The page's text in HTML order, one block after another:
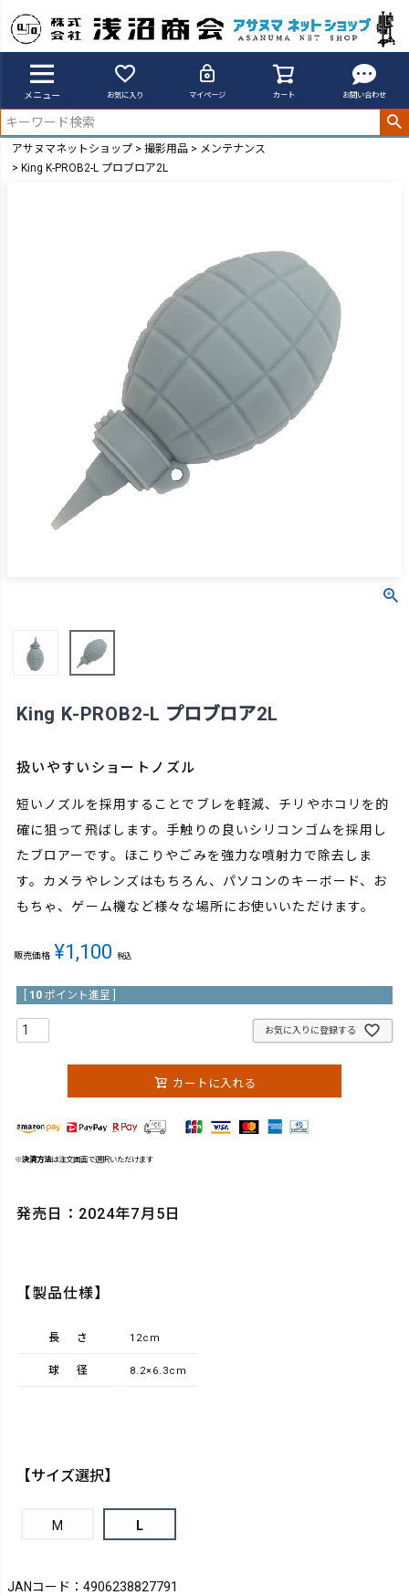
メニュー お気に入り マイページ カート お問い合わせ
アサヌマネットショップ 撮影用品
メンテナンス
King K-PROB2-L プロブロア2L
King K-PROB2-L プロブロア2L
扱いやすいショートノズル
短いノズルを採用することでブレを軽減、チリやホコリを的
確に狙って飛ばします。手触りの良いシリコンゴムを採用し
たブロアーです。ほこりやごみを強力な噴射力で除去しま
す。カメラやレンズはもちろん、パソコンのキーボード、お
もちゃ、ゲーム機など様々な場所にお使いいただけます。
販売価格 ¥1,100 税込
10 ポイント進呈 ]
お気に入りに登録する
カートに入れる
※決済方法は注文画面で選択いただけます
発売日：2024年7月5日
【製品仕様】
長さ 12cm
球径 8.2×6.3cm
【サイズ選択】
M L
JANコード：4906238827791